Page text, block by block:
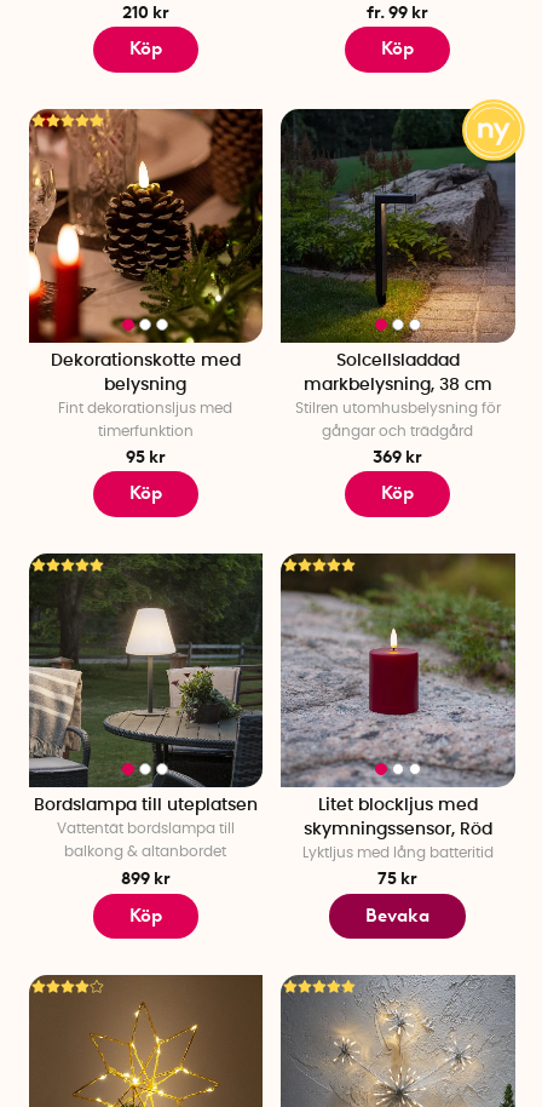
210 kr
Köp
fr. 99 kr
Köp
Dekorationskotte med
belysning
Fint dekorationsljus med
timerfunktion
95 kr
Köp
Solcellsladdad
markbelysning, 38 cm
Stilren utomhusbelysning för
gångar och trädgård
369 kr
Köp
Bordslampa till uteplatsen
Vattentät bordslampa till
balkong & altanbordet
899 kr
Köp
Litet blockljus med
skymningssensor, Röd
Lyktljus med lång batteritid
75 kr
Bevaka